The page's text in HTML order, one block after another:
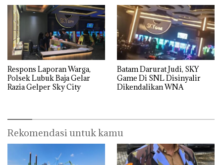
Respons Laporan Warga,
Polsek Lubuk Baja Gelar
Razia Gelper Sky City
Batam Darurat Judi, SKY
Game Di SNL Disinyalir
Dikendalikan WNA
Rekomendasi untuk kamu